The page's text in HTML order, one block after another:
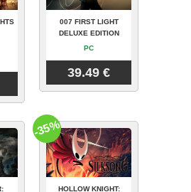
007 FIRST LIGHT
DELUXE EDITION
PC
39.49 €
HOLLOW KNIGHT:
-35%